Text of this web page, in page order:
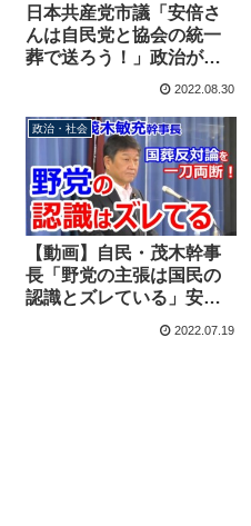
日本共産党市議「安倍さ
んは自民党と協会の統一
葬で送ろう！」政治が旧
統一教会に関与すること
2022.08.30
政治・社会
【動画】自民・茂木幹事
長「野党の主張は国民の
認識とズレている」安倍
2022.07.19